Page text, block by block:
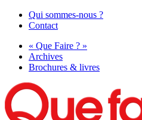
Qui sommes-nous ?
Contact
« Que Faire ? »
Archives
Brochures & livres